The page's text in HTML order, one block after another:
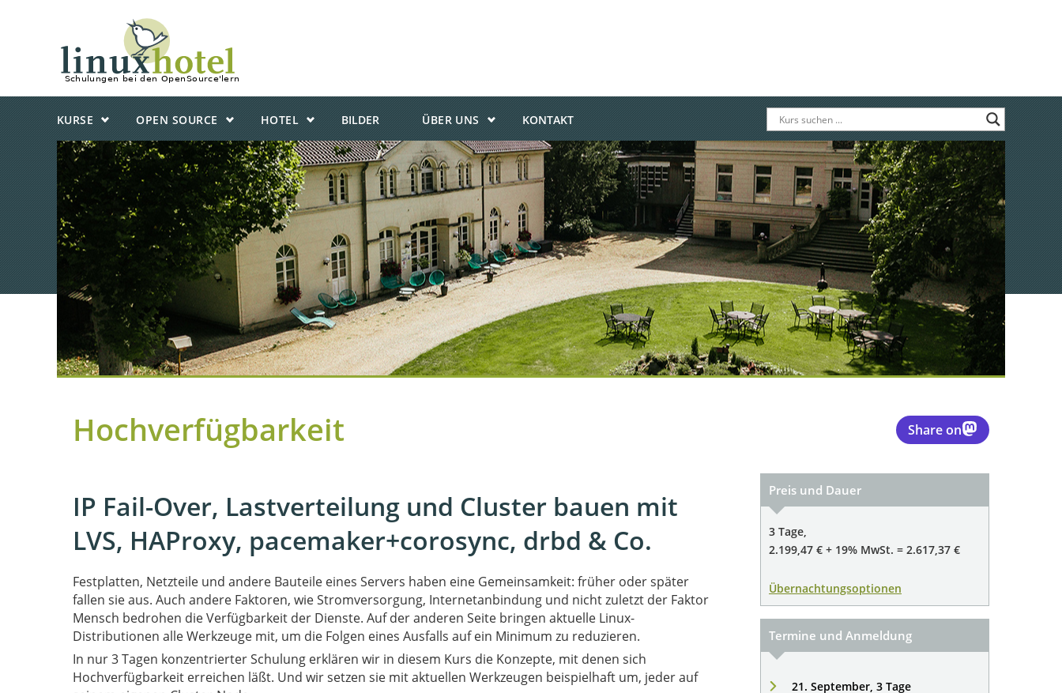
KURSE OPEN SOURCE HOTEL BILDER ÜBER UNS KONTAKT
Hochverfügbarkeit Share on
IP Fail-Over, Lastverteilung und Cluster bauen mit
LVS, HAProxy, pacemaker+corosync, drbd & Co.
Festplatten, Netzteile und andere Bauteile eines Servers haben eine Gemeinsamkeit: früher oder später
fallen sie aus. Auch andere Faktoren, wie Stromversorgung, Internetanbindung und nicht zuletzt der Faktor
Mensch bedrohen die Verfügbarkeit der Dienste. Auf der anderen Seite bringen aktuelle Linux-
Distributionen alle Werkzeuge mit, um die Folgen eines Ausfalls auf ein Minimum zu reduzieren.
In nur 3 Tagen konzentrierter Schulung erklären wir in diesem Kurs die Konzepte, mit denen sich
Hochverfügbarkeit erreichen läßt. Und wir setzen sie mit aktuellen Werkzeugen beispielhaft um, jeder auf
Preis und Dauer
3 Tage,
2.199,47 € + 19% MwSt. = 2.617,37 €
Übernachtungsoptionen
Termine und Anmeldung
21. September, 3 Tage